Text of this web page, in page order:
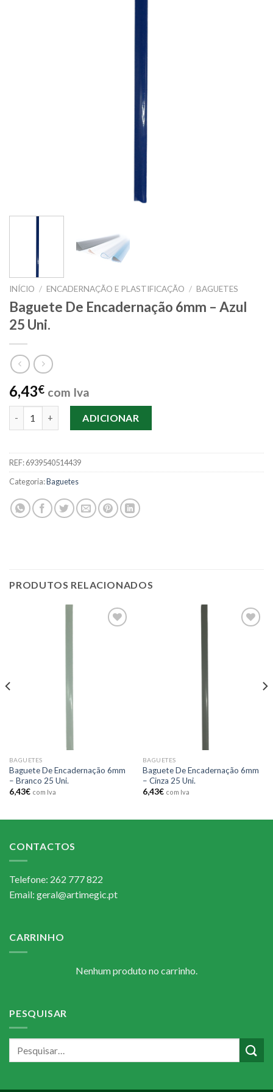
INÍCIO / ENCADERNAÇÃO E PLASTIFICAÇÃO / BAGUETES
Baguete De Encadernação 6mm – Azul
25 Uni.
6,43€ com Iva
ADICIONAR
REF:6939540514439
Categoria:Baguetes
PRODUTOS RELACIONADOS
BAGUETES
Baguete De Encadernação 6mm
– Branco 25 Uni.
6,43€ com Iva
BAGUETES
Baguete De Encadernação 6mm
– Cinza 25 Uni.
6,43€ com Iva
CONTACTOS
Telefone: 262 777 822
Email: geral@artimegic.pt
CARRINHO
Nenhum produto no carrinho.
PESQUISAR